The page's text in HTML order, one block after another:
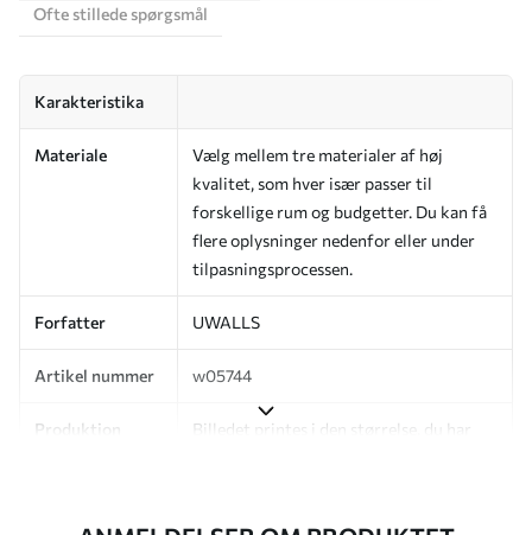
Ofte stillede spørgsmål
Karakteristika
Materiale
Vælg mellem tre materialer af høj
kvalitet, som hver især passer til
forskellige rum og budgetter. Du kan få
flere oplysninger nedenfor eller under
tilpasningsprocessen.
Forfatter UWALLS
Artikel nummer w05744
Produktion
Billedet printes i den størrelse, du har